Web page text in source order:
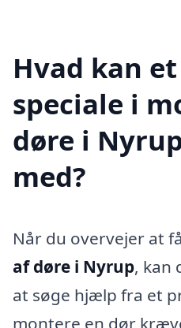
Hvad kan
speciale i
døre i
med?
Når du overvejer at
af døre i Nyrup, kan
at søge hjælp fra et
montere en dør